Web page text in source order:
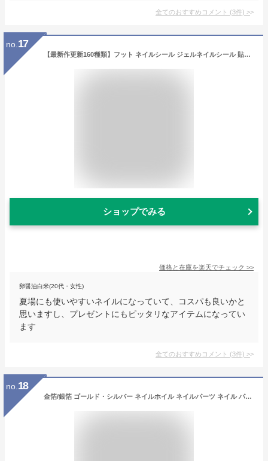
全てのおすすめコメント (3件) >
no. 17
【最新作更新160種類】フット ネイルシール ジェルネイルシール 貼るだけネイルシール フルカバーネイルシール 貼るだけ 花 ネイルステッカー 夏 ネイル ジェルネイル ネイルシール アクセサリー ネイル プレゼント レディース
ショップでみる
価格と在庫を楽天でチェック >>
卵醤油白米(20代・女性)
夏場にも使いやすいネイルになっていて、コスパも良いかと
思いますし、プレゼントにもピッタリなアイテムになってい
ます
全てのおすすめコメント (3件) >
no. 18
金箔/銀箔 ゴールド・シルバー ネイルホイル ネイルパーツ ネイル パーツ ジェル デコレーション セルフネイル ジェルネイル